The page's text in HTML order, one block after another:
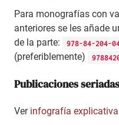
Para monografías con
anteriores se les añade
de la parte:
978-84-204-
(preferiblemente)
Publicaciones seriadas
Ver infografía explicativa